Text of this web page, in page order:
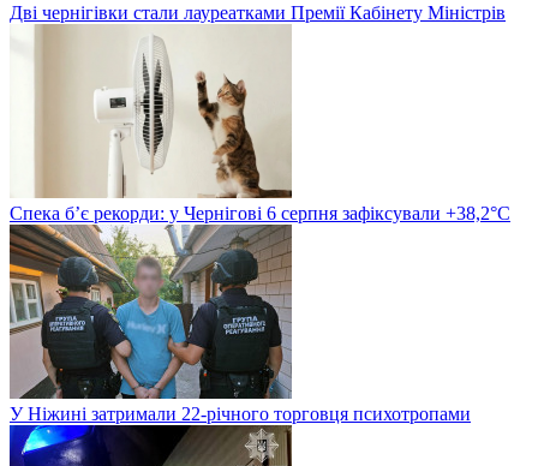
Дві чернігівки стали лауреатками Премії Кабінету Міністрів
Спека б’є рекорди: у Чернігові 6 серпня зафіксували +38,2°С
У Ніжині затримали 22-річного торговця психотропами